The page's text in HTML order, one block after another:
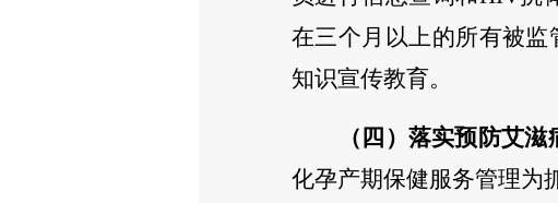
在三个月以上的所有被监
知识宣传教育。
（四）落实预防艾
化孕产期保健服务管理为